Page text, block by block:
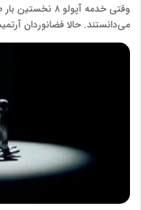
وقتی خدمه
می‌دانستند. حالا فضانوردان